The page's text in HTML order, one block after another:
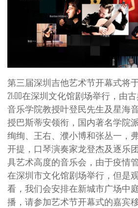
第三届深圳吉他艺术节开幕式将于
21:00在深圳文化馆剧场举行，由
音乐学院教授叶登民先生及星海
授巴斯蒂安领衔，国内著名学院
绚绚、王右、濮小博和张丛一，
开提，口琴演奏家龙登杰及逐乐
具艺术高度的音乐会，由于疫情
在深圳市文化馆剧场举行，但是
看，我们会安排在新城市广场中
播，请参加艺术节开幕式的嘉宾